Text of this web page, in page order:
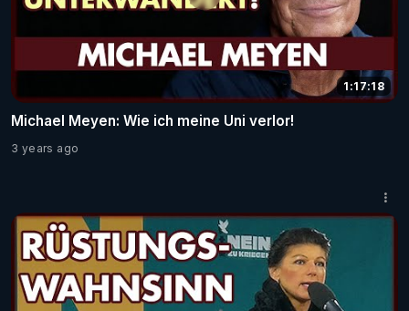
1:17:18
Michael Meyen: Wie ich meine Uni verlor!
3 years ago